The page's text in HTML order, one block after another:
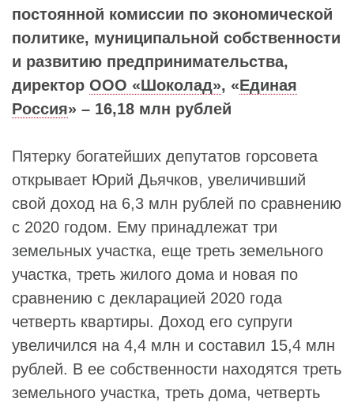
постоянной комиссии по экономической
политике, муниципальной собственности
и развитию предпринимательства,
директор ООО «Шоколад», «Единая
Россия» – 16,18 млн рублей
Пятерку богатейших депутатов горсовета
открывает Юрий Дьячков, увеличивший
свой доход на 6,3 млн рублей по сравнению
с 2020 годом. Ему принадлежат три
земельных участка, еще треть земельного
участка, треть жилого дома и новая по
сравнению с декларацией 2020 года
четверть квартиры. Доход его супруги
увеличился на 4,4 млн и составил 15,4 млн
рублей. В ее собственности находятся треть
земельного участка, треть дома, четверть